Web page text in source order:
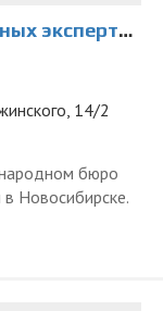
на Дзержинского
14/2
бюро
Новосибирске.